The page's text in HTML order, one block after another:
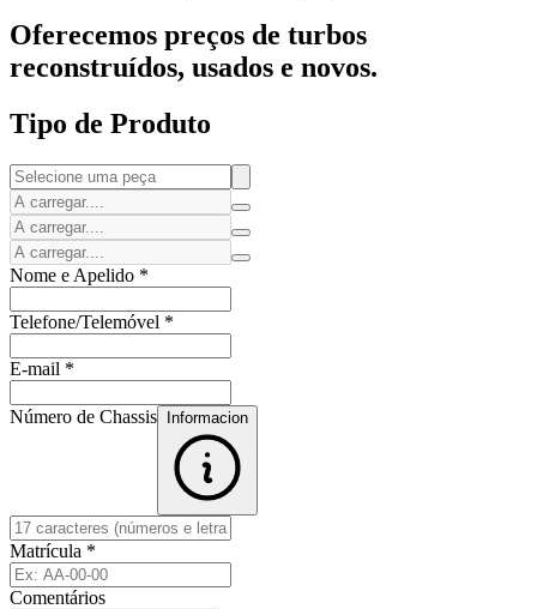
Oferecemos preços de turbos
reconstruídos, usados e novos.
Tipo de Produto
Nome e Apelido *
Telefone/Telemóvel *
E-mail *
Número de Chassis Informacion
Matrícula *
Comentários